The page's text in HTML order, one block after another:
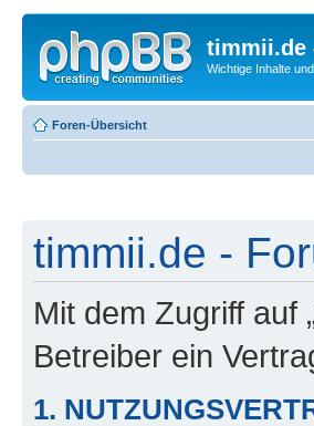
timmii.de
Wichtige Inhalte
Foren-Übersicht
timmii.de -
Mit dem Zugriff auf
Betreiber ein
1.